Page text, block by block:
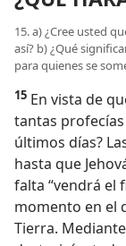
15. a) ¿Cree usted
así? b) ¿Qué
para quienes se
15 En vista de
tantas
últimos días?
hasta que
falta “vendrá el
momento en el
Tierra.